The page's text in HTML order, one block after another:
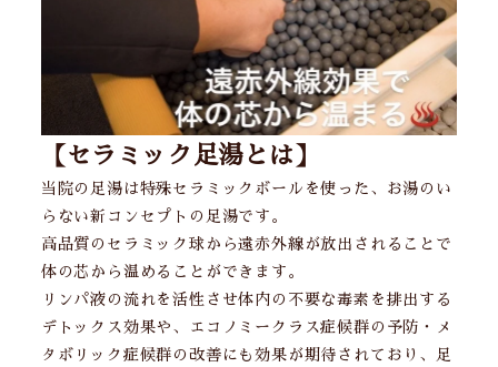
【セラミック足湯とは】
当院の足湯は特殊セラミックボールを使った、お湯のい
らない新コンセプトの足湯です。
高品質のセラミック球から遠赤外線が放出されることで
体の芯から温めることができます。
リンパ液の流れを活性させ体内の不要な毒素を排出する
デトックス効果や、エコノミークラス症候群の予防・メ
タボリック症候群の改善にも効果が期待されており、足